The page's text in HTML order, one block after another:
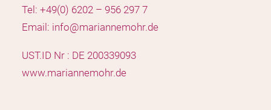
Tel: +49(0) 6202 – 956 297 7
Email: info@mariannemohr.de
UST.ID Nr : DE 200339093
www.mariannemohr.de